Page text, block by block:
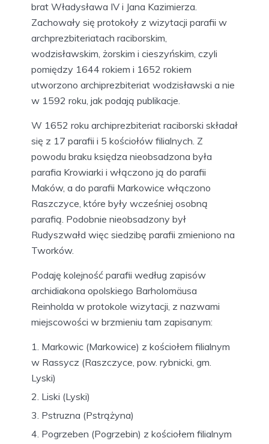
brat Władysława IV i Jana Kazimierza.
Zachowały się protokoły z wizytacji parafii w
archprezbiteriatach raciborskim,
wodzisławskim, żorskim i cieszyńskim, czyli
pomiędzy 1644 rokiem i 1652 rokiem
utworzono archiprezbiteriat wodzisławski a nie
w 1592 roku, jak podają publikacje.
W 1652 roku archiprezbiteriat raciborski składał
się z 17 parafii i 5 kościołów filialnych. Z
powodu braku księdza nieobsadzona była
parafia Krowiarki i włączono ją do parafii
Maków, a do parafii Markowice włączono
Raszczyce, które były wcześniej osobną
parafią. Podobnie nieobsadzony był
Rudyszwałd więc siedzibę parafii zmieniono na
Tworków.
Podaję kolejność parafii według zapisów
archidiakona opolskiego Barholomäusa
Reinholda w protokole wizytacji, z nazwami
miejscowości w brzmieniu tam zapisanym:
Markowic (Markowice) z kościołem filialnym
w Rassycz (Raszczyce, pow. rybnicki, gm.
Lyski)
Liski (Lyski)
Pstruzna (Pstrążyna)
Pogrzeben (Pogrzebin) z kościołem filialnym